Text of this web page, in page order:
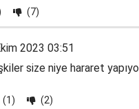
(7)
2023 03:51
size niye hararet
(1) (2)